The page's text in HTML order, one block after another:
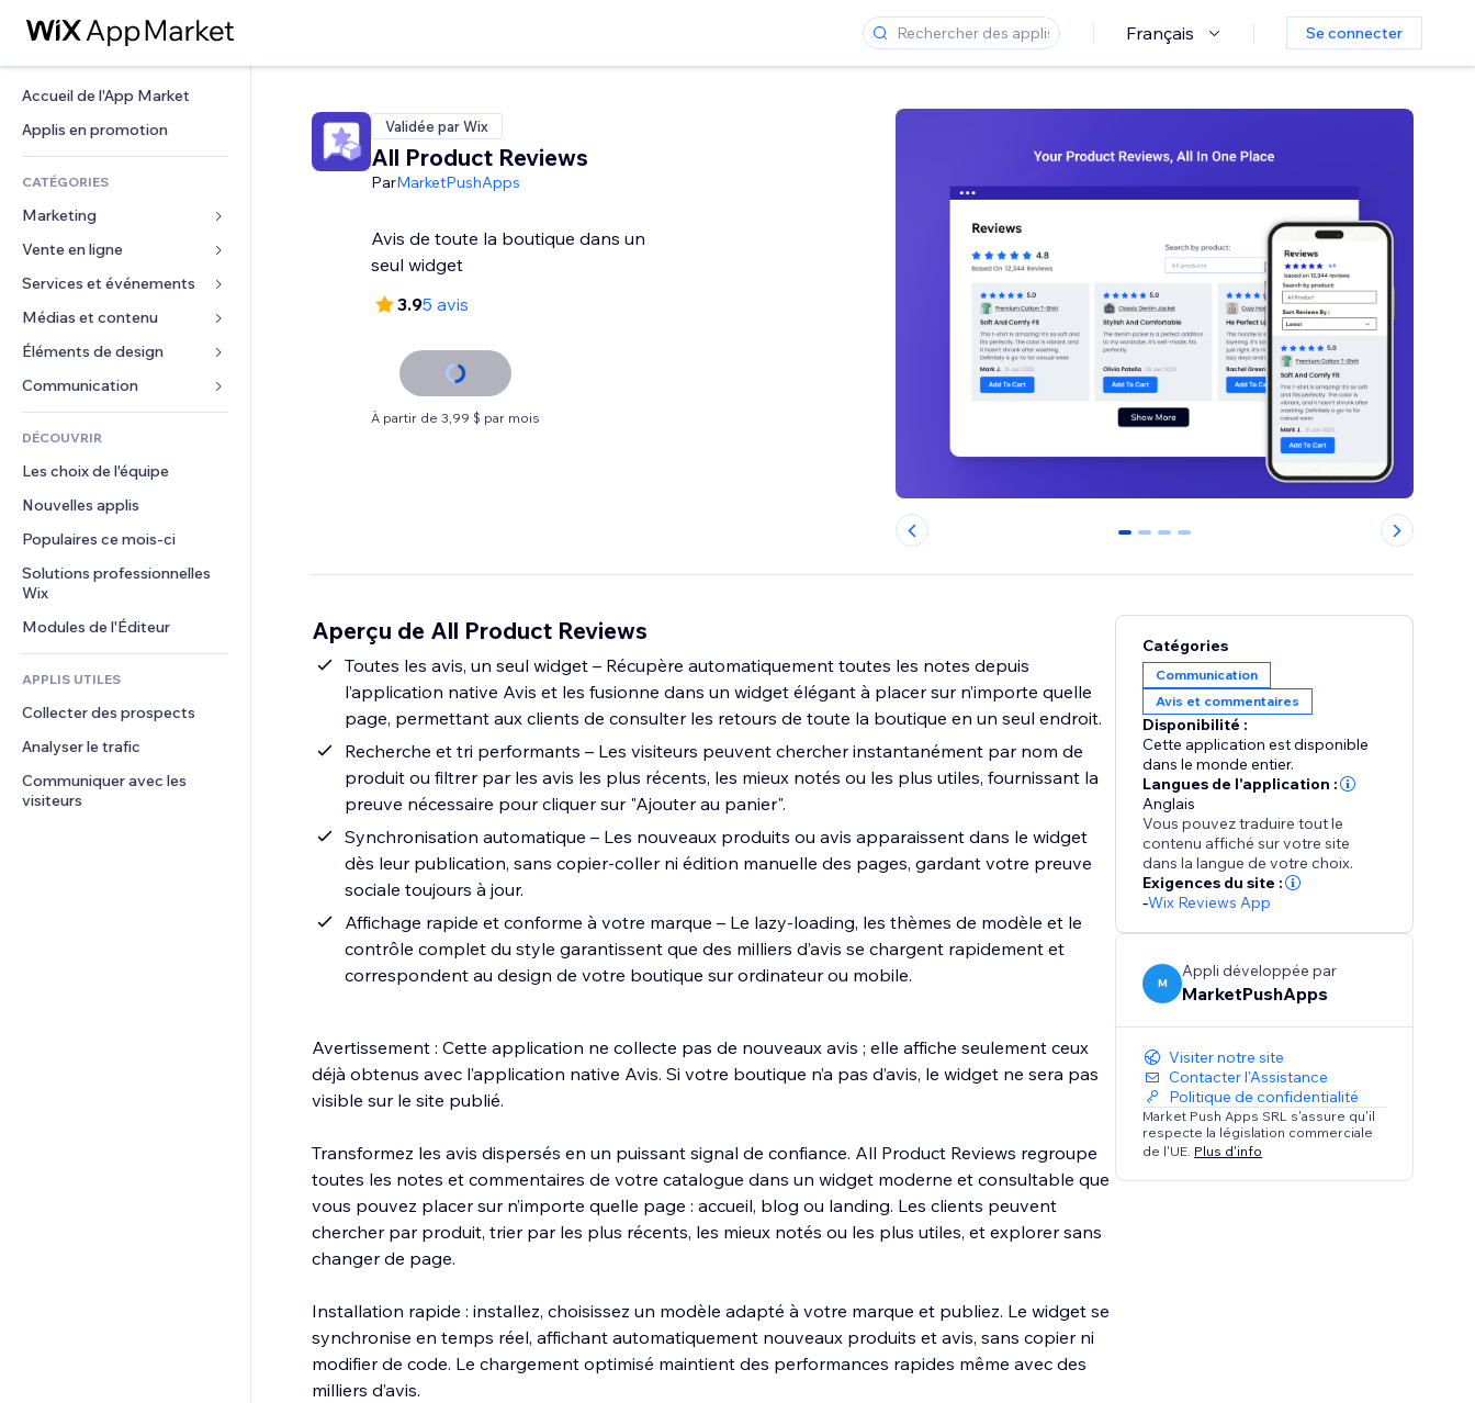
Français Se connecter
Accueil de l'App Market
Applis en promotion
CATÉGORIES
Marketing
Publicités
Mobile
Données analytiques
Réseaux sociaux
Classement de sites
E-mail
Vente en ligne
Applis pour les boutiques
Expédition et livraison
Boutons Vente
Comptabilité
Coupons et fidélisation
Solutions d'entreposage
Financement participatif
Alimentation et boissons
Services et événements
Hôtels
Événements
Restaurants
Immobilier
Réservations
Médias et contenu
Galerie
Musique
Podcasts
Photographie
Vidéo
PDF
Partage de fichiers
Actualités
Services de contenu
Effets de texte
Éléments de design
Cartes et navigation
Confidentialité
Horloge
Modèles de pages
Effets sur images
Boutons et menus
Bannières et badges
Calculateurs
Rechercher
Formulaires
Sondages
Chat
Commentaires
Téléphone
Communauté
Avis et commentaires
DÉCOUVRIR
Les choix de l'équipe
Nouvelles applis
Populaires ce mois‑ci
Solutions professionnelles
Wix
Modules de l'Éditeur
APPLIS UTILES
Collecter des prospects
Analyser le trafic
Communiquer avec les
visiteurs
Validée par Wix
All Product Reviews
ParMarketPushApps
Avis de toute la boutique dans un
seul widget
3.95 avis
À partir de 3,99 $ par mois
0 1 2 3
Aperçu de All Product Reviews
Toutes les avis, un seul widget – Récupère automatiquement toutes les notes depuis
l’application native Avis et les fusionne dans un widget élégant à placer sur n’importe quelle
page, permettant aux clients de consulter les retours de toute la boutique en un seul endroit.
Recherche et tri performants – Les visiteurs peuvent chercher instantanément par nom de
produit ou filtrer par les avis les plus récents, les mieux notés ou les plus utiles, fournissant la
preuve nécessaire pour cliquer sur "Ajouter au panier".
Synchronisation automatique – Les nouveaux produits ou avis apparaissent dans le widget
dès leur publication, sans copier-coller ni édition manuelle des pages, gardant votre preuve
sociale toujours à jour.
Affichage rapide et conforme à votre marque – Le lazy-loading, les thèmes de modèle et le
contrôle complet du style garantissent que des milliers d’avis se chargent rapidement et
correspondent au design de votre boutique sur ordinateur ou mobile.
Avertissement : Cette application ne collecte pas de nouveaux avis ; elle affiche seulement ceux
déjà obtenus avec l’application native Avis. Si votre boutique n’a pas d’avis, le widget ne sera pas
visible sur le site publié.
Transformez les avis dispersés en un puissant signal de confiance. All Product Reviews regroupe
toutes les notes et commentaires de votre catalogue dans un widget moderne et consultable que
vous pouvez placer sur n’importe quelle page : accueil, blog ou landing. Les clients peuvent
chercher par produit, trier par les plus récents, les mieux notés ou les plus utiles, et explorer sans
changer de page.
Installation rapide : installez, choisissez un modèle adapté à votre marque et publiez. Le widget se
synchronise en temps réel, affichant automatiquement nouveaux produits et avis, sans copier ni
modifier de code. Le chargement optimisé maintient des performances rapides même avec des
milliers d’avis.
Catégories
Communication
Avis et commentaires
Disponibilité :
Cette application est disponible
dans le monde entier.
Langues de l'application :
Anglais
Vous pouvez traduire tout le
contenu affiché sur votre site
dans la langue de votre choix.
Exigences du site :
-Wix Reviews App
M
Appli développée par
MarketPushApps
Visiter notre site
Contacter l'Assistance
Politique de confidentialité
Market Push Apps SRL s'assure qu'il
respecte la législation commerciale
de l'UE. Plus d'info